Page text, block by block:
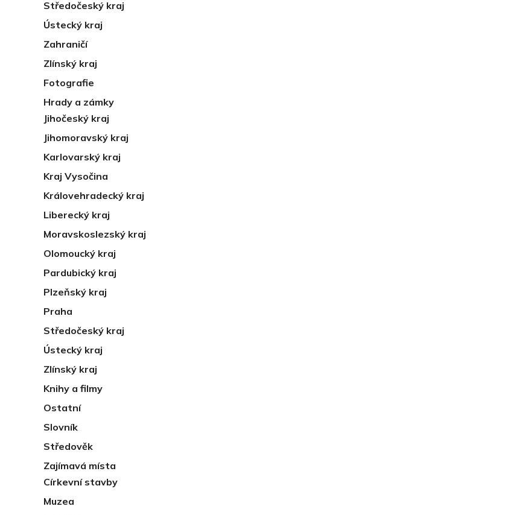
Středočeský kraj
Ústecký kraj
Zahraničí
Zlínský kraj
Fotografie
Hrady a zámky
Jihočeský kraj
Jihomoravský kraj
Karlovarský kraj
Kraj Vysočina
Královehradecký kraj
Liberecký kraj
Moravskoslezský kraj
Olomoucký kraj
Pardubický kraj
Plzeňský kraj
Praha
Středočeský kraj
Ústecký kraj
Zlínský kraj
Knihy a filmy
Ostatní
Slovník
Středověk
Zajímavá místa
Církevní stavby
Muzea